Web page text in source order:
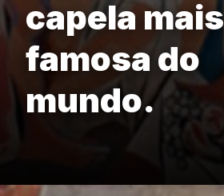
capela mais
famosa do
mundo.